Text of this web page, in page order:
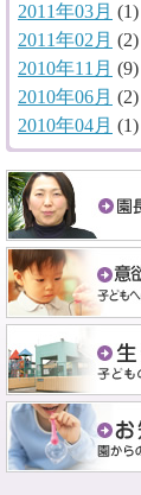
2011年03月 (1)
2011年02月 (2)
2010年11月 (9)
2010年06月 (2)
2010年04月 (1)